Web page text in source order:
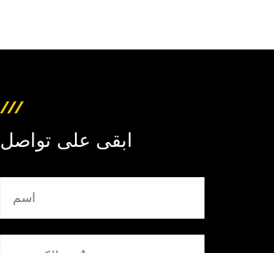
ابقى على تواصل